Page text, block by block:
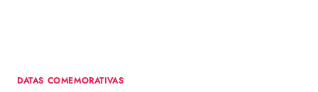
PERDIDOS
DATAS COMEMORATIVAS